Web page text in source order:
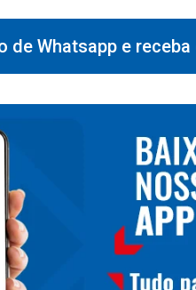
de Whatsapp e